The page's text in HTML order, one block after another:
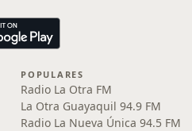
POPULARES
Radio La Otra FM
La Otra Guayaquil 94.9 FM
Radio La Nueva Única 94.5 FM